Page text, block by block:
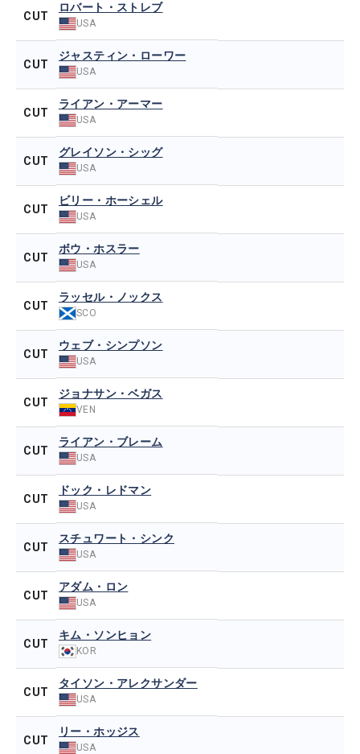
CUT
ロバート・ストレブ
USA
CUT
ジャスティン・ローワー
USA
CUT
ライアン・アーマー
USA
CUT
グレイソン・シッグ
USA
CUT
ビリー・ホーシェル
USA
CUT
ボウ・ホスラー
USA
CUT
ラッセル・ノックス
SCO
CUT
ウェブ・シンプソン
USA
CUT
ジョナサン・ベガス
VEN
CUT
ライアン・ブレーム
USA
CUT
ドック・レドマン
USA
CUT
スチュワート・シンク
USA
CUT
アダム・ロン
USA
CUT
キム・ソンヒョン
KOR
CUT
タイソン・アレクサンダー
USA
CUT
リー・ホッジス
USA